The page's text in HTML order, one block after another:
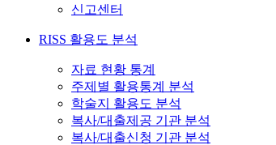
신고센터
RISS 활용도 분석
자료 현황 통계
주제별 활용통계 분석
학술지 활용도 분석
복사/대출제공 기관 분석
복사/대출신청 기관 분석